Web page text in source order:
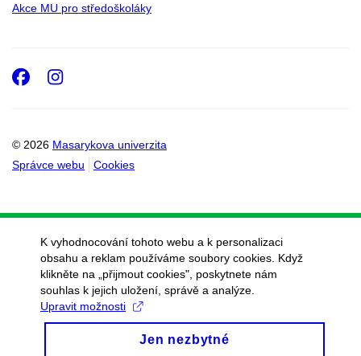
Akce MU pro středoškoláky
© 2026 Masarykova univerzita
Správce webu
Cookies
Facebook
Instagram
K vyhodnocování tohoto webu a k personalizaci
obsahu a reklam používáme soubory cookies. Když
klikněte na „přijmout cookies", poskytnete nám
souhlas k jejich uložení, správě a analýze.
Upravit možnosti
Jen nezbytné